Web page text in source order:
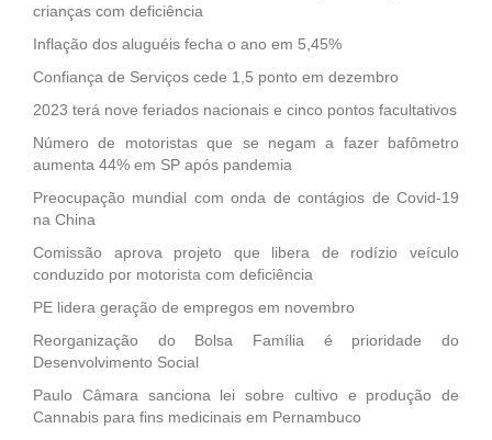
crianças com deficiência
Inflação dos aluguéis fecha o ano em 5,45%
Confiança de Serviços cede 1,5 ponto em dezembro
2023 terá nove feriados nacionais e cinco pontos facultativos
Número de motoristas que se negam a fazer bafômetro
aumenta 44% em SP após pandemia
Preocupação mundial com onda de contágios de Covid-19
na China
Comissão aprova projeto que libera de rodízio veículo
conduzido por motorista com deficiência
PE lidera geração de empregos em novembro
Reorganização do Bolsa Família é prioridade do
Desenvolvimento Social
Paulo Câmara sanciona lei sobre cultivo e produção de
Cannabis para fins medicinais em Pernambuco